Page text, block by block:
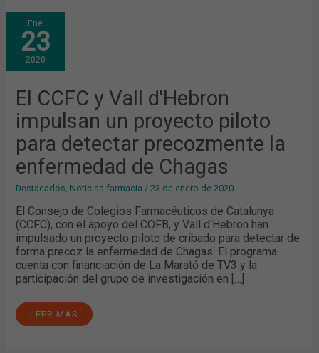
Ene
23
2020
El CCFC y Vall d'Hebron
impulsan un proyecto piloto
para detectar precozmente la
enfermedad de Chagas
Destacados Noticias farmacia /23 de enero de 2020
El Consejo de Colegios Farmacéuticos de Catalunya
(CCFC), con el apoyo del COFB, y Vall d'Hebron han
impulsado un proyecto piloto de cribado para detectar de
forma precoz la enfermedad de Chagas. El programa
cuenta con financiación de La Marató de TV3 y la
participación del grupo de investigación en […]
EL
CCFC
Y
VALL
D'HEBRON
IMPULSAN
UN
PILOTO
PARA
DETECTAR
PRECOZMENTE
LA
ENFERMEDAD
DE
CHAGAS
LEER MÁS